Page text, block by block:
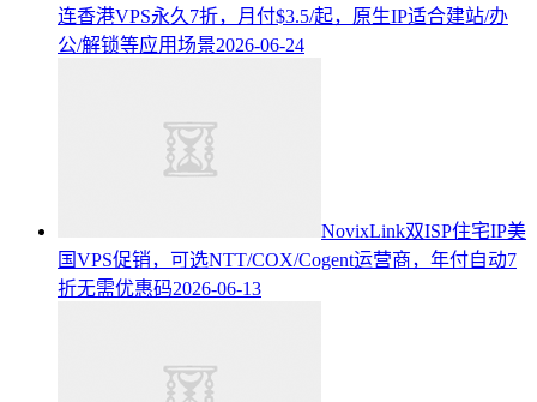
连香港VPS永久7折，月付$3.5/起，原生IP适合建站/办
公/解锁等应用场景2026-06-24
NovixLink双ISP住宅IP美
国VPS促销，可选NTT/COX/Cogent运营商，年付自动7
折无需优惠码2026-06-13